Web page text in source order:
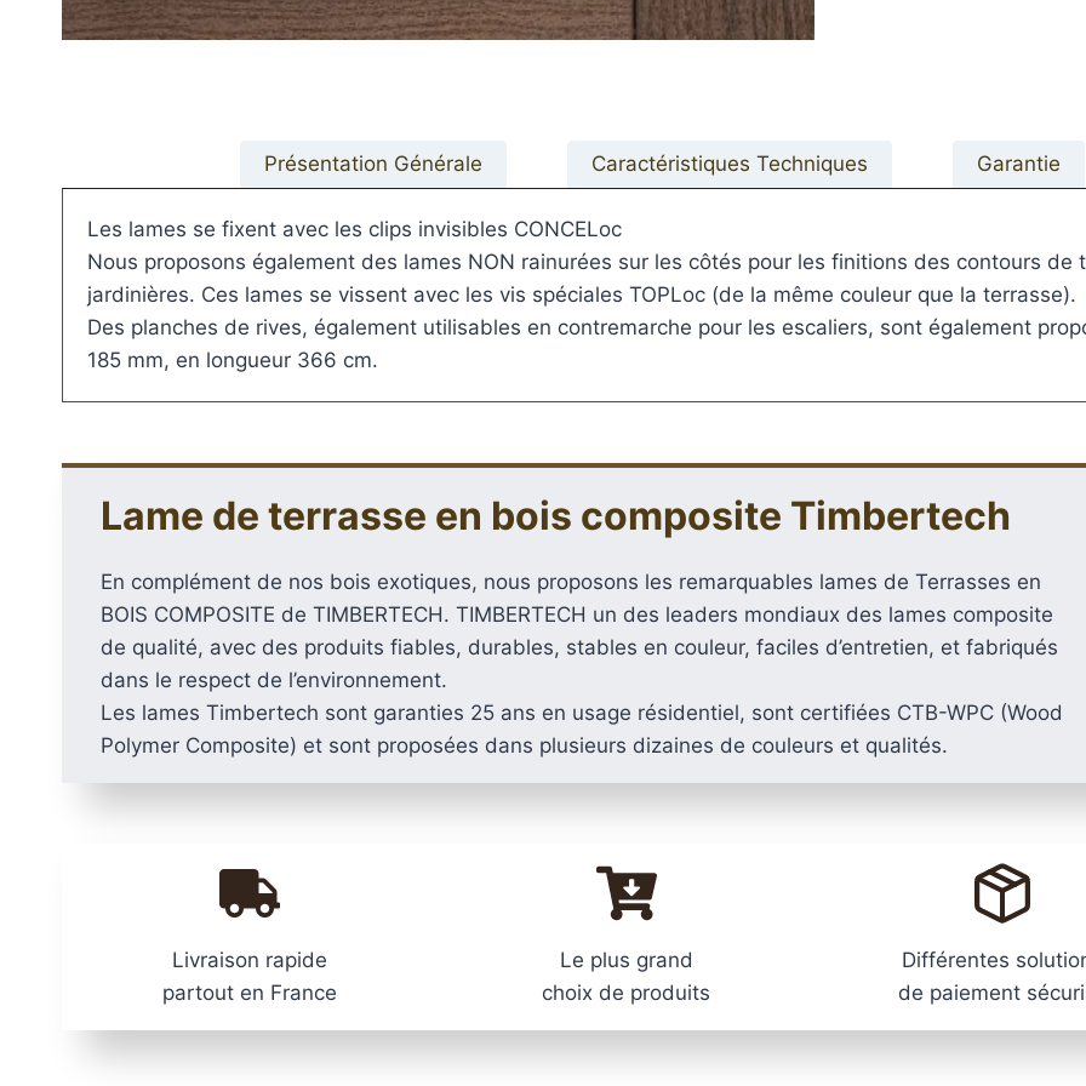
Plots réglables
incombustibles en acier
Présentation Générale Caractéristiques Techniques Garantie
Les lames se fixent avec les clips invisibles CONCELoc
Nous proposons également des lames NON rainurées sur les côtés pour les finitions des contours de
jardinières. Ces lames se vissent avec les vis spéciales TOPLoc (de la même couleur que la terrasse).
Des planches de rives, également utilisables en contremarche pour les escaliers, sont également
185 mm, en longueur 366 cm.
Lame de terrasse en bois composite Timbertech
En complément de nos bois exotiques, nous proposons les remarquables lames de Terrasses en
BOIS COMPOSITE de TIMBERTECH. TIMBERTECH un des leaders mondiaux des lames composite
de qualité, avec des produits fiables, durables, stables en couleur, faciles d’entretien, et fabriqués
dans le respect de l’environnement.
Les lames Timbertech sont garanties 25 ans en usage résidentiel, sont certifiées CTB-WPC (Wood
Polymer Composite) et sont proposées dans plusieurs dizaines de couleurs et qualités.
Livraison rapide
partout en France
Le plus grand
choix de produits
Différentes
de paiement